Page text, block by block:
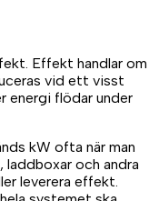
Effekt handlar om
vid ett visst
energi flödar under
kW ofta när man
och andra
leverera effekt.